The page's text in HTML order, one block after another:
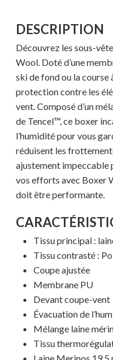
Votre
DESCRIPTION
Découvrez les sous-
Wool. Doté d’une
ski de fond ou la
protection contre les
vent. Composé d’un
de Tencel™, ce boxer
l’humidité pour vous
réduisent les
ajustement
vos efforts avec Boxer
doit être performante.
Tissu principal :
Tissu contrasté :
Coupe ajustée
Membrane PU
Devant coupe-vent
Évacuation de
Mélange laine
Tissu